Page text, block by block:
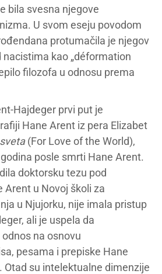
bila svesna njegove
U svom eseju povodom
protumačila je njegov
kao „déformation
filozofa u odnosu prema
Hajdeger prvi put je
Hane Arent iz pera Elizabet
(For Love of the World),
posle smrti Hane Arent.
doktorsku tezu pod
u Novoj školi za
u Njujorku, nije imala pristup
ali je uspela da
na osnovu
pesama i prepiske Hane
Otad su intelektualne dimenzije